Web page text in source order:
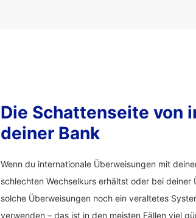
Die Schattenseite von
deiner Bank
Wenn du internationale Überweisungen mit
schlechten Wechselkurs erhältst oder bei
solche Überweisungen noch ein veraltetes
verwenden – das ist in den meisten Fällen viel